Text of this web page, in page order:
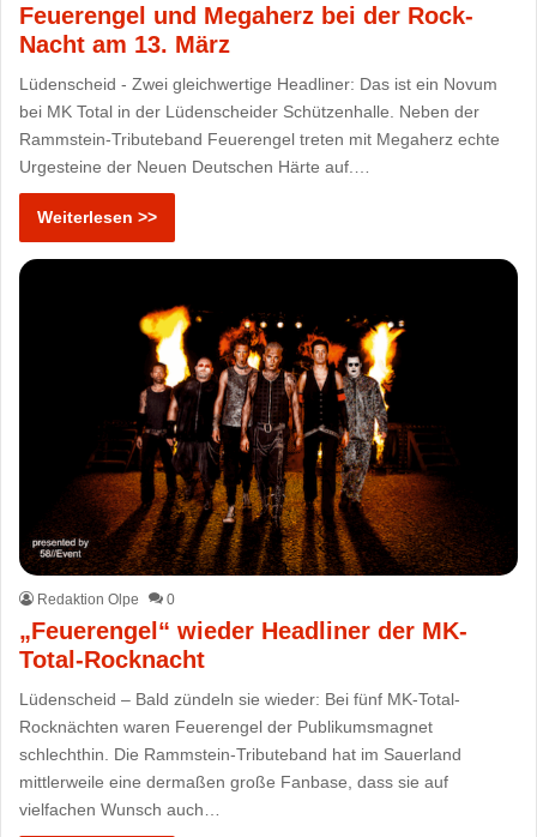
Feuerengel und Megaherz bei der Rock-
Nacht am 13. März
Lüdenscheid - Zwei gleichwertige Headliner: Das ist ein Novum
bei MK Total in der Lüdenscheider Schützenhalle. Neben der
Rammstein-Tributeband Feuerengel treten mit Megaherz echte
Urgesteine der Neuen Deutschen Härte auf.…
Weiterlesen >>
Redaktion Olpe 0
„Feuerengel“ wieder Headliner der MK-
Total-Rocknacht
Lüdenscheid – Bald zündeln sie wieder: Bei fünf MK-Total-
Rocknächten waren Feuerengel der Publikumsmagnet
schlechthin. Die Rammstein-Tributeband hat im Sauerland
mittlerweile eine dermaßen große Fanbase, dass sie auf
vielfachen Wunsch auch…